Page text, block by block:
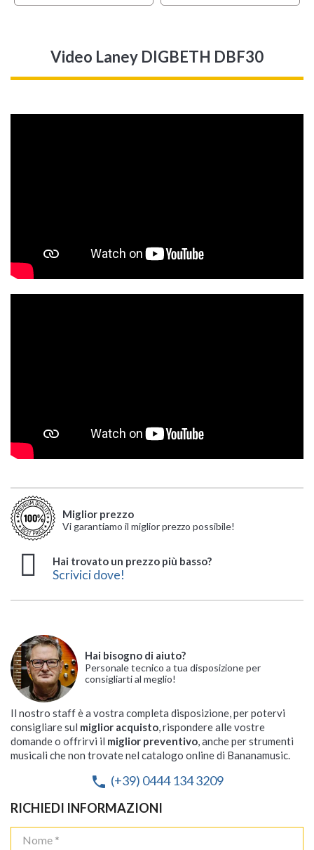
Video Laney DIGBETH DBF30
Miglior prezzo
Vi garantiamo il miglior prezzo possibile!
Hai trovato un prezzo più basso?
Scrivici dove!
Hai bisogno di aiuto?
Personale tecnico a tua disposizione per
consigliarti al meglio!
Il nostro staff è a vostra completa disposizione, per potervi
consigliare sul miglior acquisto, rispondere alle vostre
domande o offrirvi il miglior preventivo, anche per strumenti
musicali che non trovate nel catalogo online di Bananamusic.
phone (+39) 0444 134 3209
RICHIEDI INFORMAZIONI